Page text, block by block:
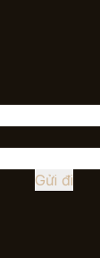
Gửi đi